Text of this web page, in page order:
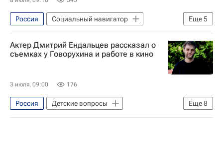
Еще5
Россия
Социальный навигатор
Московская духовная академия
СН_Образование
Религия
Актер Дмитрий Ендальцев рассказал о
съемках у Говорухина и работе в кино
3 июля, 09:00 176
Еще8
Россия
Детские вопросы
Социальный навигатор